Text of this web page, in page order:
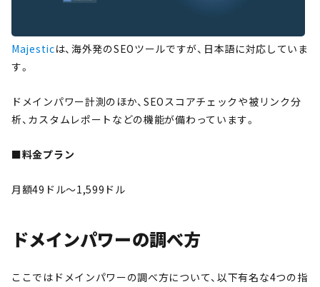
Majesticは、海外発のSEOツールですが、日本語に対応していま
す。
ドメインパワー計測のほか、SEOスコアチェックや被リンク分
析、カスタムレポートなどの機能が備わっています。
■料金プラン
月額49ドル～1,599ドル
ドメインパワーの調べ方
ここではドメインパワーの調べ方について、以下有名な4つの指